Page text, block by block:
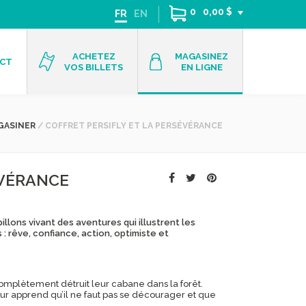
FR EN 0 0,00 $
ACHETEZ
VOS BILLETS
MAGASINEZ
EN LIGNE
/ COFFRET PERSIFLY ET LA PERSÉVÉRANCE
vivant des aventures qui illustrent les
rêve, confiance, action, optimiste et
détruit leur cabane dans la forêt.
apprend qu’il ne faut pas se décourager et que